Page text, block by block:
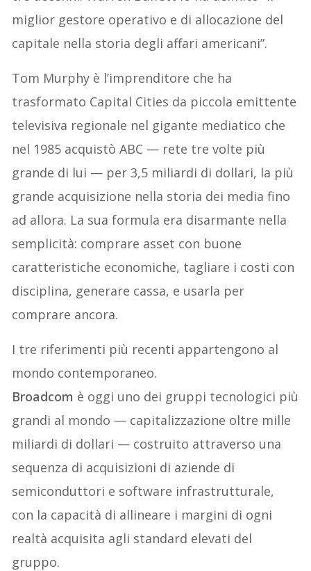
miglior gestore operativo e di allocazione del
capitale nella storia degli affari americani”.
Tom Murphy è l’imprenditore che ha
trasformato Capital Cities da piccola emittente
televisiva regionale nel gigante mediatico che
nel 1985 acquistò ABC — rete tre volte più
grande di lui — per 3,5 miliardi di dollari, la più
grande acquisizione nella storia dei media fino
ad allora. La sua formula era disarmante nella
semplicità: comprare asset con buone
caratteristiche economiche, tagliare i costi con
disciplina, generare cassa, e usarla per
comprare ancora.
I tre riferimenti più recenti appartengono al
mondo contemporaneo.
Broadcom è oggi uno dei gruppi tecnologici più
grandi al mondo — capitalizzazione oltre mille
miliardi di dollari — costruito attraverso una
sequenza di acquisizioni di aziende di
semiconduttori e software infrastrutturale,
con la capacità di allineare i margini di ogni
realtà acquisita agli standard elevati del
gruppo.